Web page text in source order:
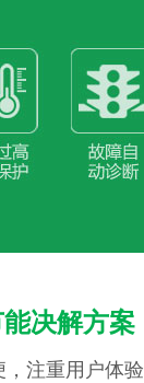
决解方案
，注重用户体验